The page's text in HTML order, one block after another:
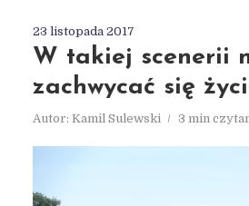
23 listopada 2017
W takiej scenerii
zachwycać się
Autor: Kamil Sulewski 3 min